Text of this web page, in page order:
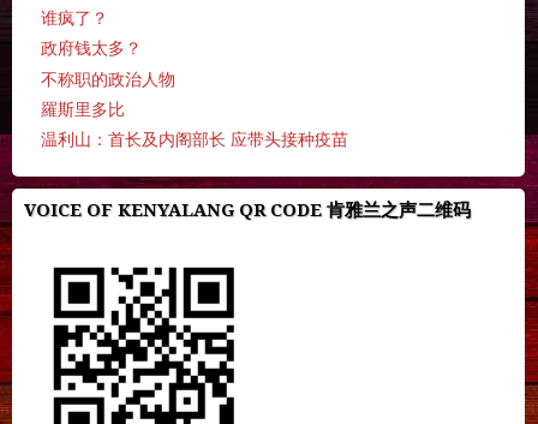
谁疯了？
政府钱太多？
不称职的政治人物
羅斯里多比
温利山：首长及内阁部长 应带头接种疫苗
VOICE OF KENYALANG QR CODE 肯雅兰之声二维码